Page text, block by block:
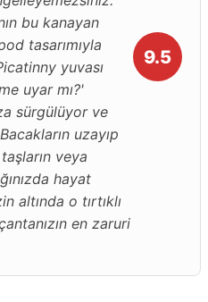
bu kanayan
tasarımıyla
yuvası
uyar mı?'
sürgülüyor ve
uzayıp
veya
hayat
altında o tırtıklı
en zaruri
9.5